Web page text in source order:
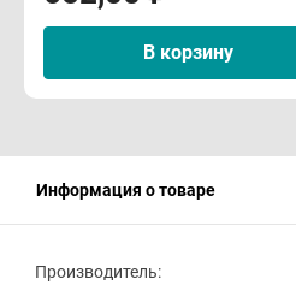
В корзину
Информация о товаре
Производитель: